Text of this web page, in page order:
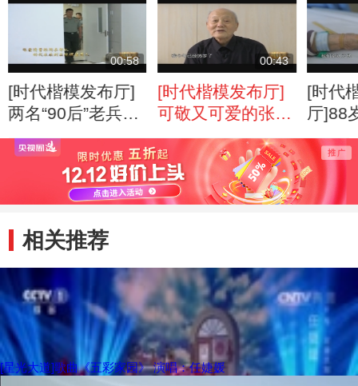
00:58
[时代楷模发布厅]
两名“90后”老兵的
深情相拥
00:43
[时代楷模发布厅]
可敬又可爱的张富
清老人
[时代
厅]88
高位
的力
相关推荐
[星光大道]歌曲《五彩家园》 演唱：任婕媛